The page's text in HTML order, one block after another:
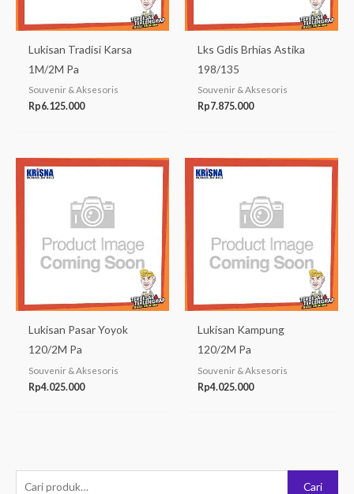
Cari
Lukisan Tradisi Karsa
1M/2M Pa
Souvenir & Aksesoris
Rp6.125.000
Lks Gdis Brhias Astika
198/135
Souvenir & Aksesoris
Rp7.875.000
Lukisan Pasar Yoyok
120/2M Pa
Souvenir & Aksesoris
Rp4.025.000
Lukisan Kampung
120/2M Pa
Souvenir & Aksesoris
Rp4.025.000